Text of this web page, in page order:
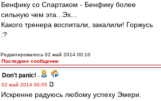
Бенфику со Спартаком - Бенфику более
сильную чем эта...Эх...
Какого тренера воспитали, закалили! Горжусь
:?
Редактировалось 02 май 2014 00:10
Последнее сообщение
Don't panic! -
02 май 2014 00:05
Искренне радуюсь любому успеху Эмери.